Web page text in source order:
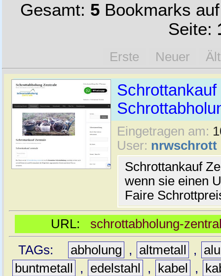
Gesamt: 5Bookmarks
Seite:
Erste Neuer
Eingetragen am:
User: nrwschrott
Schrottankauf
wenn sie einen
Faire
URL: schrottabholung-
TAGs:
abholung , altmetall ,
buntmetall
, edelstahl , kabel ,